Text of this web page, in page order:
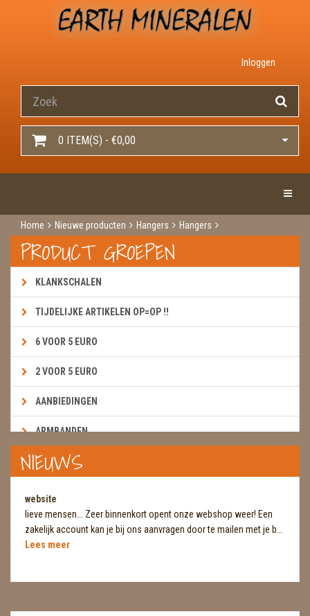
Inloggen
0 ITEM(S) - €0,00
Home Nieuwe producten Hangers
Hangers
Jade met chrysopraas
PRODUCT GROEPEN
KLANKSCHALEN
TIJDELIJKE ARTIKELEN OP=OP !!
6 VOOR 5 EURO
2 VOOR 5 EURO
AANBIEDINGEN
ARMBANDEN
BOEKEN & KAARTEN E.A.R.T.H.
BROEKZAKSTENEN
CADEAUBONNEN
DIERTJES
DIVERSE
NIEUWS
website
lieve mensen... Zeer binnenkort opent onze webshop weer! Een
zakelijk account kan je bij ons aanvragen door te mailen met je b...
Lees meer